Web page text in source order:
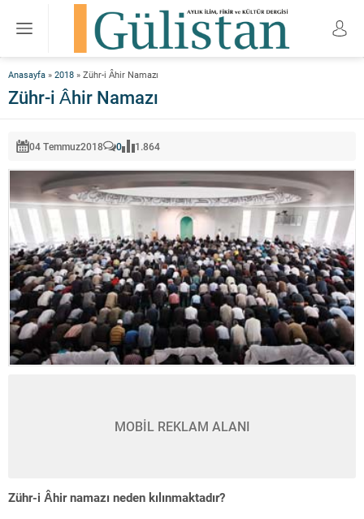
Anasayfa » 2018 » Zühr-i Âhir Namazı
Zühr-i Âhir Namazı
04 Temmuz2018 0 1.864
MOBİL REKLAM ALANI
Zühr-i Âhir namazı neden kılınmaktadır?